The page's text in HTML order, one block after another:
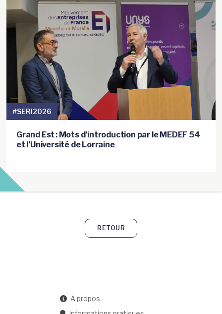
#SERI2026
Grand Est : Mots d’introduction par le MEDEF 54
et l’Université de Lorraine
RETOUR
A propos